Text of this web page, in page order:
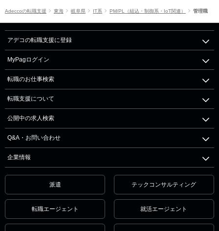
Adeccoの転職支援 東海 岐阜県 IT系 PM/PL（組込・制御系・IoT関連） 管理職
アデコの転職支援に登録
MyPagログイン
転職のお仕事検索
転職支援について
公開中の求人検索
Q&A・お問い合わせ
企業情報
派遣 テックコンサルティング
転職エージェント 就活エージェント